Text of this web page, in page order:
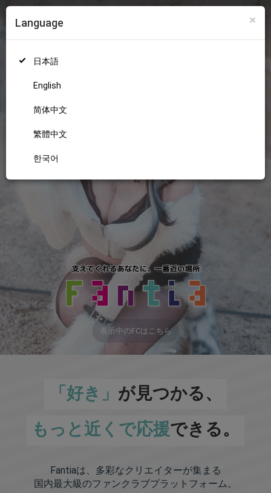
×
Language
日本語
English
简体中文
繁體中文
한국어
18+
表示中のFCはこちら
「好き」 が見つかる、
もっと近くで応援できる。
Fantiaは、多彩なクリエイターが集まる
国内最大級のファンクラブプラットフォーム。